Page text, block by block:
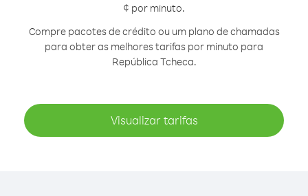
¢ por minuto.
Compre pacotes de crédito ou um plano de chamadas
para obter as melhores tarifas por minuto para
República Tcheca.
Visualizar tarifas